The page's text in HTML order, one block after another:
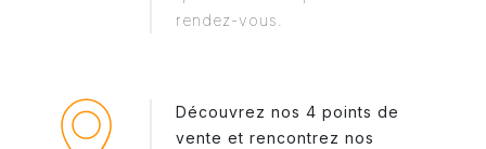
rendez-vous.
Découvrez nos 4 points de
vente et rencontrez nos